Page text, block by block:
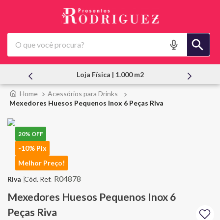
O que você procura?
Loja Física | 1.000 m2
Acessórios para Drinks
Mexedores Huesos Pequenos Inox 6 Peças Riva
20% OFF
-10% Pix
Melhor Preço!
R04878
Riva
Mexedores Huesos Pequenos Inox 6
Peças Riva